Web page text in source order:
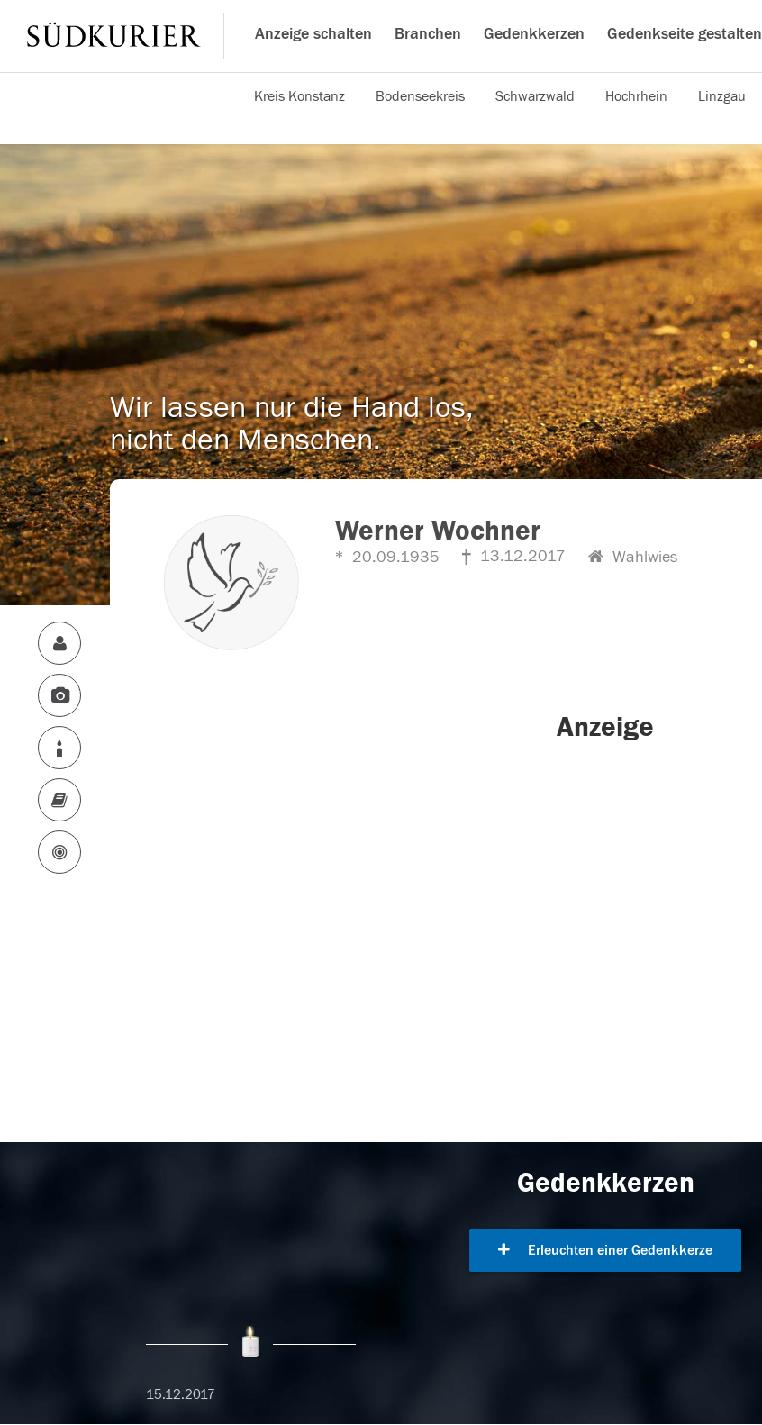
Anzeige schalten Branchen Gedenkkerzen Gedenkseite gestalten
Kreis Konstanz Bodenseekreis Schwarzwald Hochrhein Linzgau
Wir lassen nur die Hand los,
nicht den Menschen.
Werner Wochner
20.09.1935 13.12.2017 Wahlwies
Anzeige
Gedenkkerzen
Erleuchten einer Gedenkkerze
15.12.2017